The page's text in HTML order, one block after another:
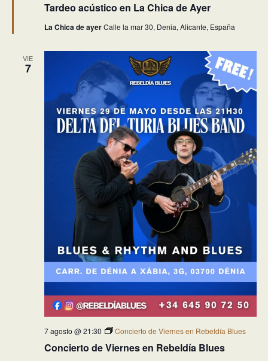
Tardeo acústico en La Chica de Ayer
La Chica de ayerCalle la mar 30, Denia, Alicante, España
VIE
7
Concierto de Viernes en Rebeldía Blues
7 agosto @ 21:30 Concierto de Viernes en Rebeldía Blues